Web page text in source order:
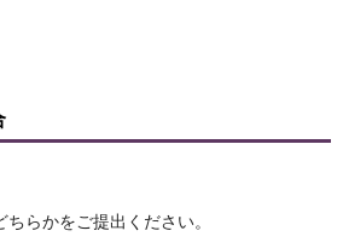
らかをご提出ください。